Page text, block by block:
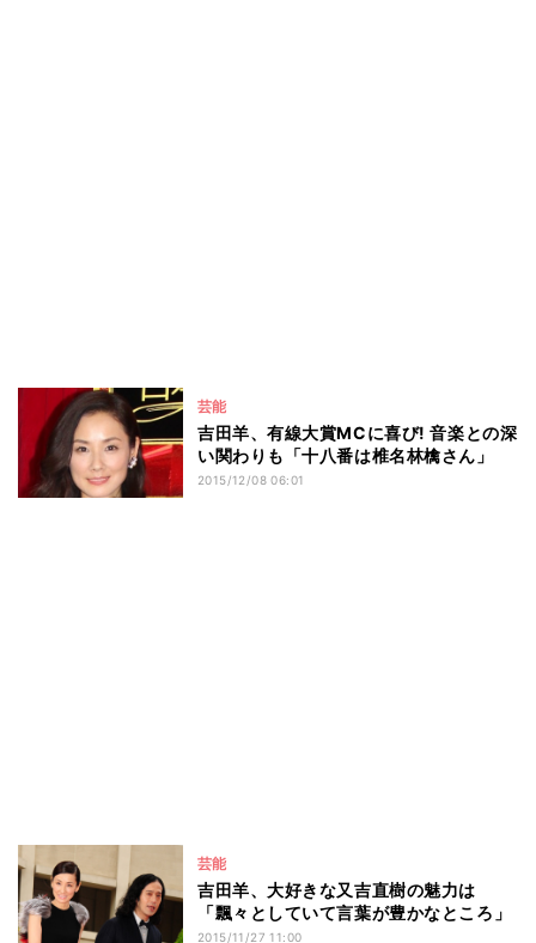
芸能
吉田羊、有線大賞MCに喜び! 音楽との深
い関わりも「十八番は椎名林檎さん」
2015/12/08 06:01
芸能
吉田羊、大好きな又吉直樹の魅力は
「飄々としていて言葉が豊かなところ」
2015/11/27 11:00